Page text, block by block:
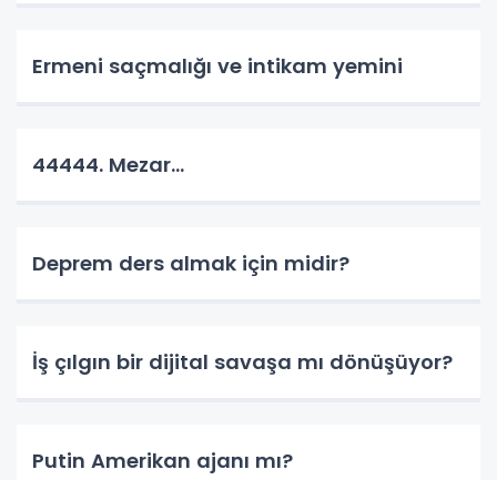
Ermeni saçmalığı ve intikam yemini
44444. Mezar...
Deprem ders almak için midir?
İş çılgın bir dijital savaşa mı dönüşüyor?
Putin Amerikan ajanı mı?